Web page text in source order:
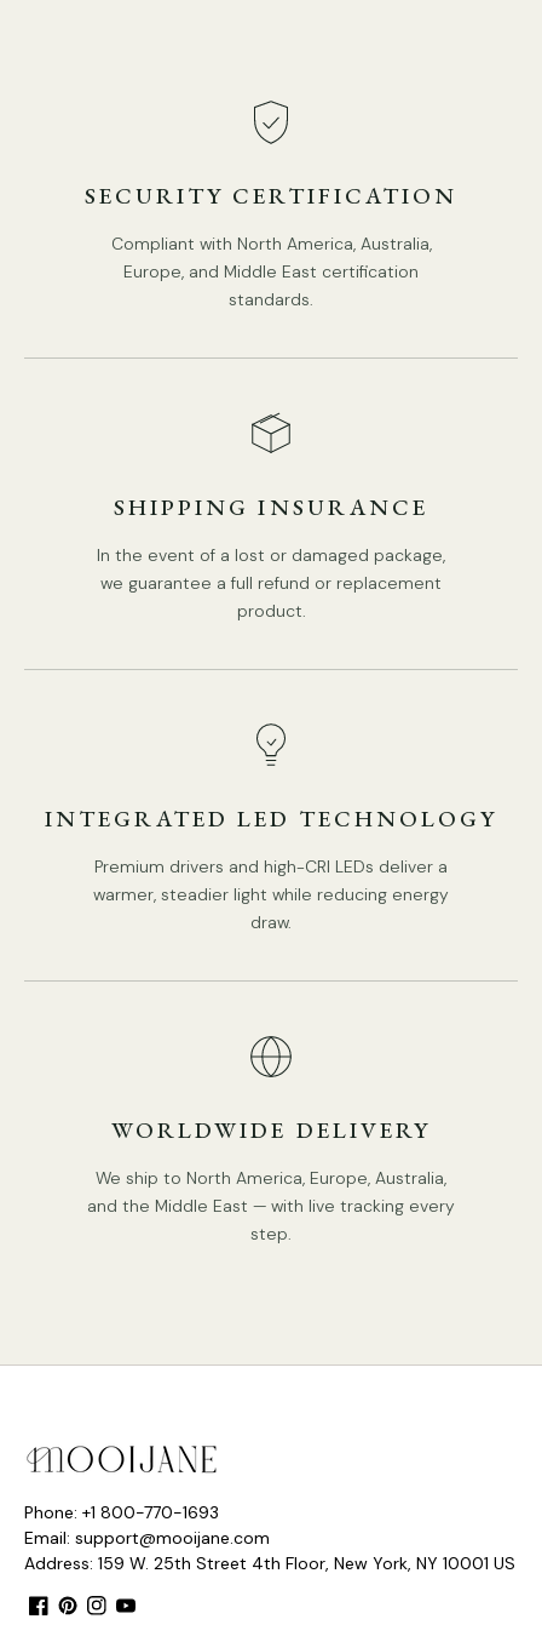
Fonte de luz: lâmpada LED ou lâmpada Edison
Tipo base de fonte de luz: E26 ou E27 (conforme mostrado
Montagem: Parede
Ambiente: Interior
Bateria: Não
Processo: polimento, corte
Método de controle: interruptor de botão (não regulável)
comprimentos dos cabos podem ser estendidos conforme
necessário.
Especificações
SECURITY CERTIFICATION
Compliant with North America, Australia,
Europe, and Middle East certification
standards.
SHIPPING INSURANCE
In the event of a lost or damaged package,
we guarantee a full refund or replacement
product.
INTEGRATED LED TECHNOLOGY
Premium drivers and high-CRI LEDs deliver a
warmer, steadier light while reducing energy
draw.
WORLDWIDE DELIVERY
We ship to North America, Europe, Australia,
and the Middle East — with live tracking every
step.
Phone: +1 800-770-1693
Email: support@mooijane.com
Address: 159 W. 25th Street 4th Floor, New York, NY 10001 US